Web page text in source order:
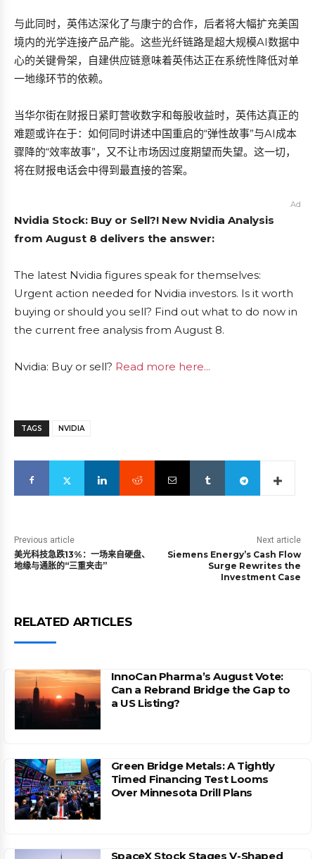
与此同时，英伟达深化了与康宁的合作，后者将大幅扩充美国
境内的光学连接产品产能。这些光纤链路是超大规模AI数据中
心的关键骨架，自建供应链意味着英伟达正在系统性降低对单
一地缘环节的依赖。
当华尔街在财报日紧盯营收数字和每股收益时，英伟达真正的
难题或许在于：如何同时讲述中国重启的“弹性故事”与AI成本
骤降的“效率故事”，又不让市场因过度期望而失望。这一切，
将在财报电话会中得到最直接的答案。
Ad
Nvidia Stock: Buy or Sell?! New Nvidia Analysis
from August 8 delivers the answer:
The latest Nvidia figures speak for themselves:
Urgent action needed for Nvidia investors. Is it worth
buying or should you sell? Find out what to do now in
the current free analysis from August 8.
Nvidia: Buy or sell? Read more here...
TAGS NVIDIA
Previous article
美光科技急跌13%：一场来自硬盘、
地缘与通胀的“三重夹击”
Next article
Siemens Energy’s Cash Flow
Surge Rewrites the
Investment Case
RELATED ARTICLES
InnoCan Pharma’s August Vote:
Can a Rebrand Bridge the Gap to
a US Listing?
Green Bridge Metals: A Tightly
Timed Financing Test Looms
Over Minnesota Drill Plans
SpaceX Stock Stages V-Shaped